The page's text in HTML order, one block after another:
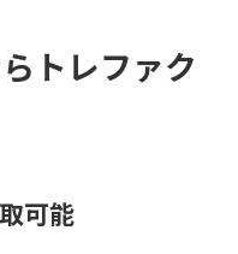
トレファク
可能